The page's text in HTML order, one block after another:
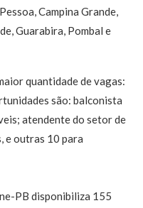
Campina Grande,
Guarabira, Pombal e
quantidade de vagas:
são: balconista
atendente do setor de
e outras 10 para
PB disponibiliza 155